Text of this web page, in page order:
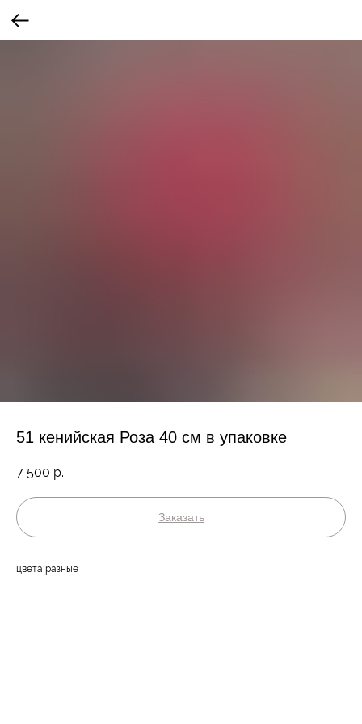
51 кенийская Роза 40 см в упаковке
7 500 р.
Заказать
цвета разные